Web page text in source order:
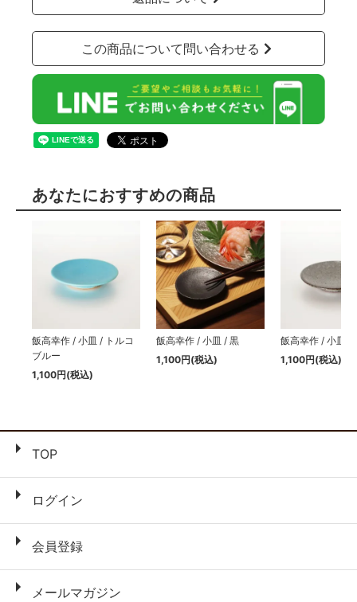
この商品について問い合わせる
あなたにおすすめの商品
飯高幸作 / 小皿 / トルコ
ブルー
1,100円(税込)
飯高幸作 / 小皿 / 黒
1,100円(税込)
飯高幸作 / 小皿 /
1,100円(税込)
TOP
ログイン
会員登録
メールマガジン